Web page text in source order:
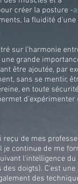
créer la posture -
la fluidité
sur l’harmonie
grande
être ajoutée, par
sans se mentir,
en toute
d’expérimenter
de mes
je continue de me
l'intelligence du
doigts). C'est
des